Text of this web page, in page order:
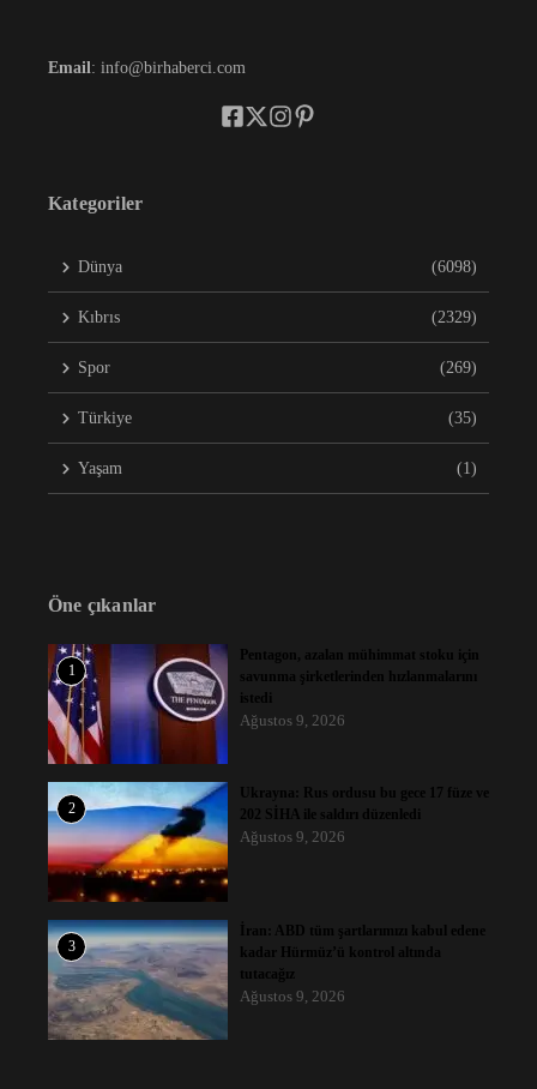
Email: info@birhaberci.com
Kategoriler
Dünya (6098)
Kıbrıs (2329)
Spor (269)
Türkiye (35)
Yaşam (1)
Öne çıkanlar
1
Pentagon, azalan mühimmat stoku için
savunma şirketlerinden hızlanmalarını
istedi
Ağustos 9, 2026
2
Ukrayna: Rus ordusu bu gece 17 füze ve
202 SİHA ile saldırı düzenledi
Ağustos 9, 2026
3
İran: ABD tüm şartlarımızı kabul edene
kadar Hürmüz’ü kontrol altında
tutacağız
Ağustos 9, 2026